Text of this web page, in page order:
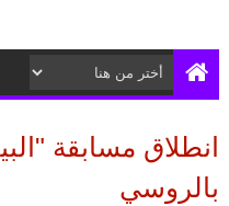
انطلاق مسابقة
بالروسي